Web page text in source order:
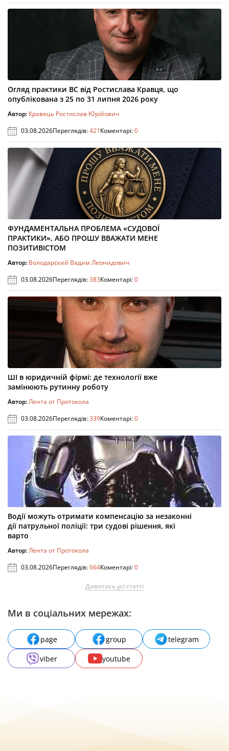
Огляд практики ВС від Ростислава Кравця, що
опублікована з 25 по 31 липня 2026 року
Автор: Кравець Ростислав Юрійович
03.08.2026Переглядів:421Коментарі:0
ФУНДАМЕНТАЛЬНА ПРОБЛЕМА «СУДОВОЇ
ПРАКТИКИ», АБО ПРОШУ ВВАЖАТИ МЕНЕ
ПОЗИТИВІСТОМ
Автор: Володарский Вадим Леонидович
03.08.2026Переглядів:383Коментарі:0
ШІ в юридичній фірмі: де технології вже
замінюють рутинну роботу
Автор:Лента от Протокола
03.08.2026Переглядів:339Коментарі:0
Водії можуть отримати компенсацію за незаконні
дії патрульної поліції: три судові рішення, які
варто
Автор:Лента от Протокола
03.08.2026Переглядів:664Коментарі:0
Дивитись усі статті
Ми в соціальних мережах:
page group
telegram
viber
youtube